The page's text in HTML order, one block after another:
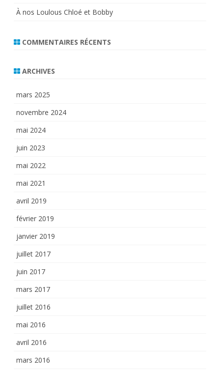
À nos Loulous Chloé et Bobby
COMMENTAIRES RÉCENTS
ARCHIVES
mars 2025
novembre 2024
mai 2024
juin 2023
mai 2022
mai 2021
avril 2019
février 2019
janvier 2019
juillet 2017
juin 2017
mars 2017
juillet 2016
mai 2016
avril 2016
mars 2016